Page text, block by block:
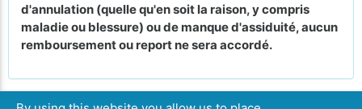
d'annulation (quelle qu'en soit la raison, y compris
maladie ou blessure) ou de manque d'assiduité, aucun
remboursement ou report ne sera accordé.